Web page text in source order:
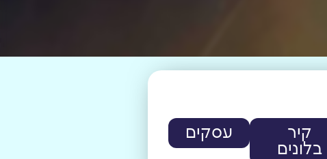
קיר
בלונים
עסקים